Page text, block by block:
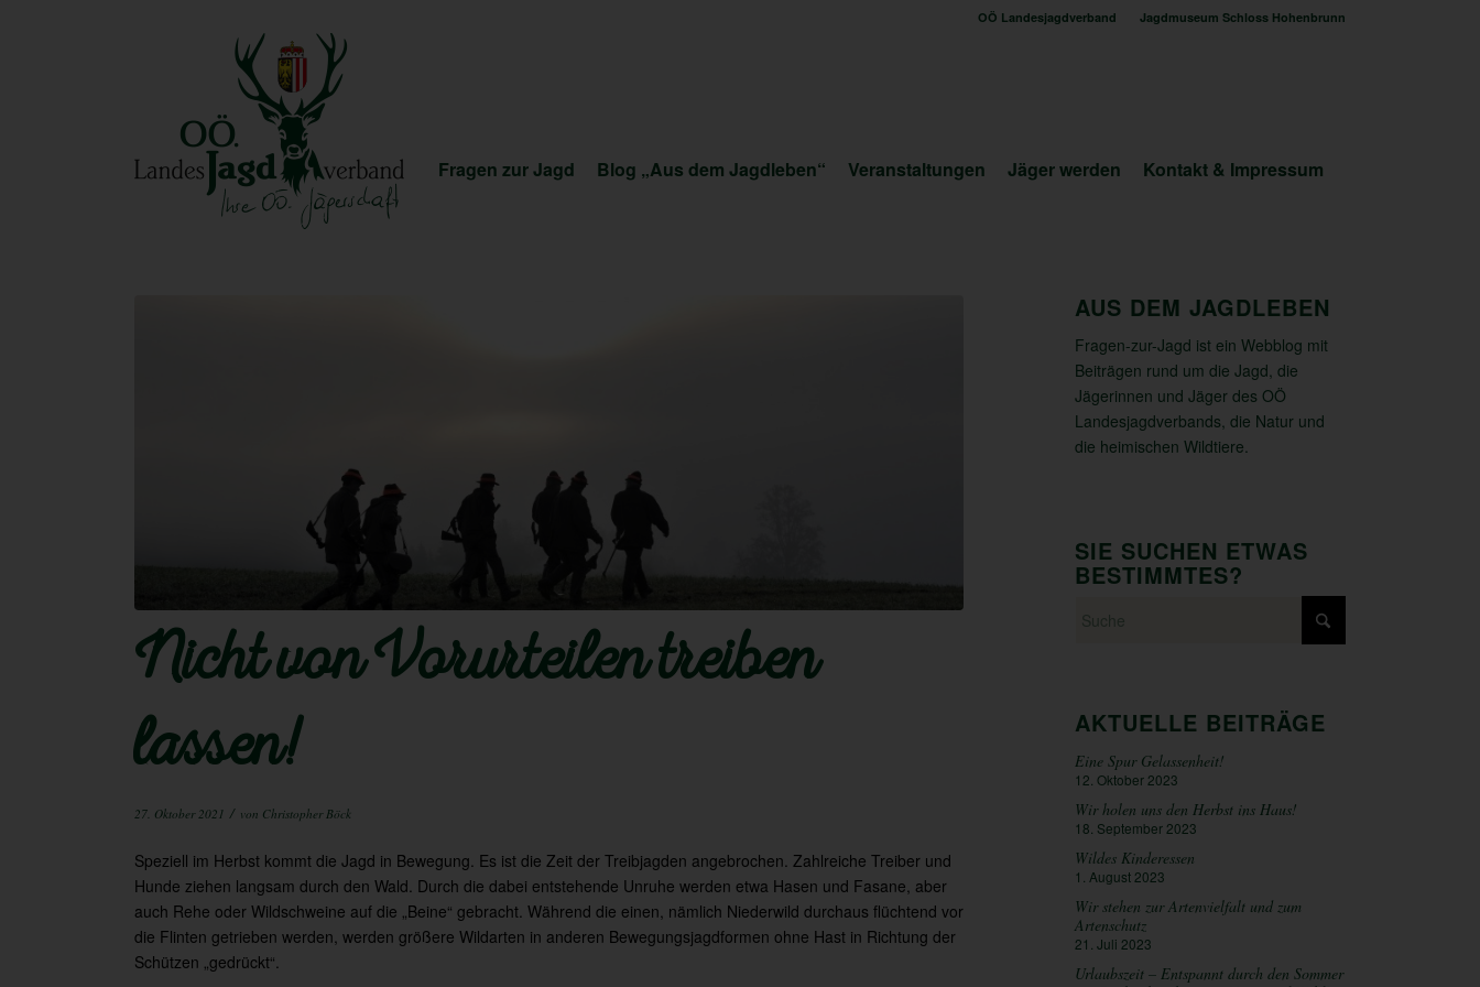
OÖ Landesjagdverband Jagdmuseum Schloss Hohenbrunn
Fragen zur Jagd Blog „Aus dem Jagdleben“ Veranstaltungen Jäger werden Kontakt & Impressum
Nicht von Vorurteilen treiben
lassen!
27. Oktober 2021 / von Christopher Böck
Speziell im Herbst kommt die Jagd in Bewegung. Es ist die Zeit der Treibjagden angebrochen. Zahlreiche Treiber und
Hunde ziehen langsam durch den Wald. Durch die dabei entstehende Unruhe werden etwa Hasen und Fasane, aber
auch Rehe oder Wildschweine auf die „Beine“ gebracht. Während die einen, nämlich Niederwild durchaus flüchtend vor
die Flinten getrieben werden, werden größere Wildarten in anderen Bewegungsjagdformen ohne Hast in Richtung der
Schützen „gedrückt“.
AUS DEM JAGDLEBEN
Fragen-zur-Jagd ist ein Webblog mit
Beiträgen rund um die Jagd, die
Jägerinnen und Jäger des OÖ
Landesjagdverbands, die Natur und
die heimischen Wildtiere.
SIE SUCHEN ETWAS
BESTIMMTES?
AKTUELLE BEITRÄGE
Eine Spur Gelassenheit!
12. Oktober 2023
Wir holen uns den Herbst ins Haus!
18. September 2023
Wildes Kinderessen
1. August 2023
Wir stehen zur Artenvielfalt und zum
Artenschutz
21. Juli 2023
Urlaubszeit – Entspannt durch den Sommer